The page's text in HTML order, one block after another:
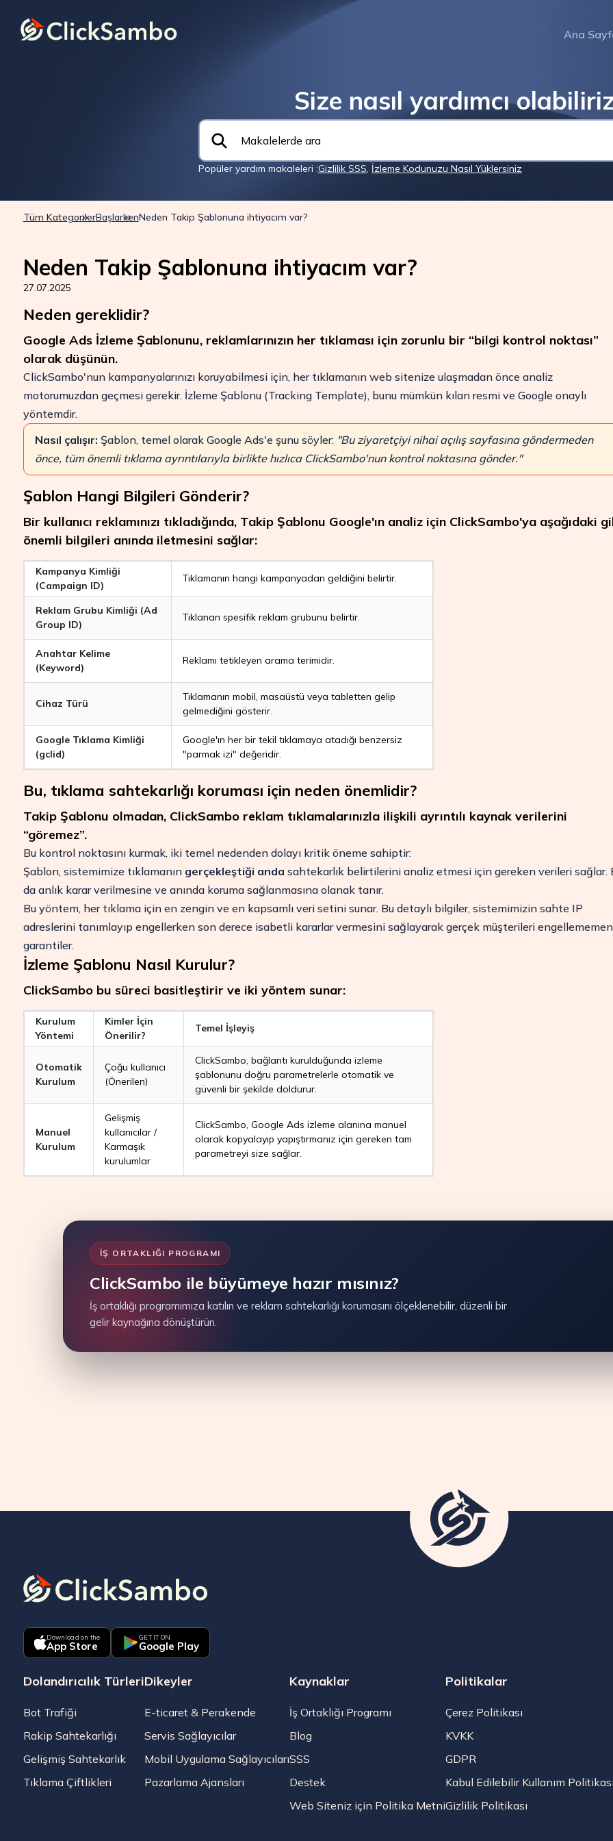
Ana
Size nasıl yardımcı
Popüler yardım makaleleri :Gizlilik SSS, İzleme Kodunuzu Nasıl Yüklersiniz
Tüm KategorilerBaşlarkenNeden Takip Şablonuna ihtiyacım var?
Neden Takip Şablonuna ihtiyacım var?
27.07.2025
Neden gereklidir?
Google Ads İzleme Şablonunu, reklamlarınızın her tıklaması için zorunlu bir “bilgi kontrol noktası”
olarak düşünün.
ClickSambo'nun kampanyalarınızı koruyabilmesi için, her tıklamanın web sitenize ulaşmadan önce analiz
motorumuzdan geçmesi gerekir. İzleme Şablonu (Tracking Template), bunu mümkün kılan resmi ve Google onaylı
yöntemdir.
Nasıl çalışır: Şablon, temel olarak Google Ads'e şunu söyler: "Bu ziyaretçiyi nihai açılış sayfasına göndermeden
önce, tüm önemli tıklama ayrıntılarıyla birlikte hızlıca ClickSambo'nun kontrol noktasına gönder."
Şablon Hangi Bilgileri Gönderir?
Bir kullanıcı reklamınızı tıkladığında, Takip Şablonu Google'ın analiz için ClickSambo'ya aşağıdaki
önemli bilgileri anında iletmesini sağlar:
Kampanya Kimliği
(Campaign ID)
Tıklamanın hangi kampanyadan geldiğini belirtir.
Reklam Grubu Kimliği (Ad
Group ID)
Tıklanan spesifik reklam grubunu belirtir.
Anahtar Kelime
(Keyword)
Reklamı tetikleyen arama terimidir.
Cihaz Türü
Tıklamanın mobil, masaüstü veya tabletten gelip
gelmediğini gösterir.
Google Tıklama Kimliği
(gclid)
Google'ın her bir tekil tıklamaya atadığı benzersiz
"parmak izi" değeridir.
Bu, tıklama sahtekarlığı koruması için neden önemlidir?
Takip Şablonu olmadan, ClickSambo reklam tıklamalarınızla ilişkili ayrıntılı kaynak verilerini
“göremez”.
Bu kontrol noktasını kurmak, iki temel nedenden dolayı kritik öneme sahiptir:
Şablon, sistemimize tıklamanın gerçekleştiği anda sahtekarlık belirtilerini analiz etmesi için gereken verileri sağlar.
da anlık karar verilmesine ve anında koruma sağlanmasına olanak tanır.
Bu yöntem, her tıklama için en zengin ve en kapsamlı veri setini sunar. Bu detaylı bilgiler, sistemimizin sahte IP
adreslerini tanımlayıp engellerken son derece isabetli kararlar vermesini sağlayarak gerçek müşterileri
garantiler.
İzleme Şablonu Nasıl Kurulur?
ClickSambo bu süreci basitleştirir ve iki yöntem sunar:
Kurulum
Yöntemi
Kimler İçin
Önerilir?
Temel İşleyiş
Otomatik
Kurulum
Çoğu kullanıcı
(Önerilen)
ClickSambo, bağlantı kurulduğunda izleme
şablonunu doğru parametrelerle otomatik ve
güvenli bir şekilde doldurur.
Manuel
Kurulum
Gelişmiş
kullanıcılar /
Karmaşık
kurulumlar
ClickSambo, Google Ads izleme alanına manuel
olarak kopyalayıp yapıştırmanız için gereken tam
parametreyi size sağlar.
ROI'nizi Artırın
Pazarlama bütçenizi koruyun ve ClickSambo ile
gelirinizi artırın.
Denemeyi Başlat
İŞ ORTAKLIĞI PROGRAMI
ClickSambo ile büyümeye hazır mısınız?
İş ortaklığı programımıza katılın ve reklam sahtekarlığı korumasını ölçeklenebilir, düzenli bir
gelir kaynağına dönüştürün.
Download on the
App Store
GET IT ON
Google Play
Dolandırıcılık Türleri
Bot Trafiği
Rakip Sahtekarlığı
Gelişmiş Sahtekarlık
Tıklama Çiftlikleri
Dikeyler
E-ticaret & Perakende
Servis Sağlayıcılar
Mobil Uygulama Sağlayıcıları
Pazarlama Ajansları
Kaynaklar
İş Ortaklığı Programı
Blog
SSS
Destek
Web Siteniz için Politika Metni
Politikalar
Çerez Politikası
KVKK
GDPR
Kabul Edilebilir Kullanım
Gizlilik Politikası